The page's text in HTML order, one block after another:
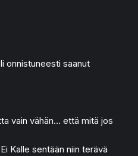
onnistuneesti saanut
vain vähän… että mitä jos
Kalle sentään niin terävä